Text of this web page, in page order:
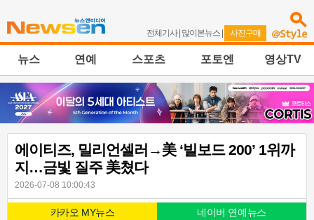
전체기사| 많이본뉴스 | 사진구매
뉴스 연예 스포츠 포토엔 영상TV
에이티즈, 밀리언셀러→美 ‘빌보드 200’ 1위까
지…금빛 질주 美쳤다
2026-07-08 10:00:43
카카오 MY뉴스 네이버 연예뉴스